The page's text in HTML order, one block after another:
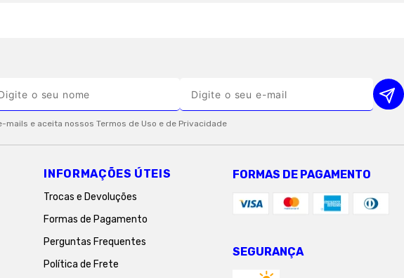
INFORMAÇÕES ÚTEIS
Trocas e Devoluções
Formas de Pagamento
Perguntas Frequentes
Política de Frete
FORMAS DE PAGAMENTO
SEGURANÇA